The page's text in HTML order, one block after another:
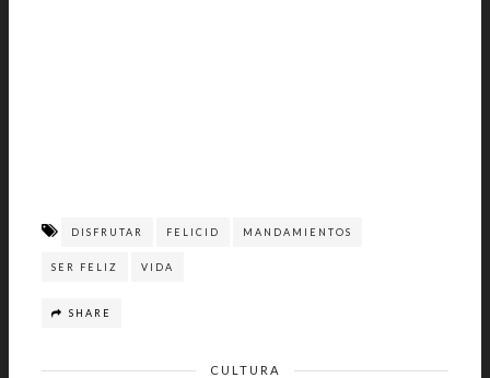
DISFRUTAR FELICID MANDAMIENTOS
SER FELIZ VIDA
SHARE
CULTURA